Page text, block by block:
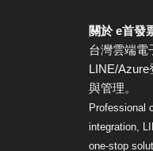
關於 e首發
台灣雲端電
LINE/
與管理。
Professional
integration,
one-stop